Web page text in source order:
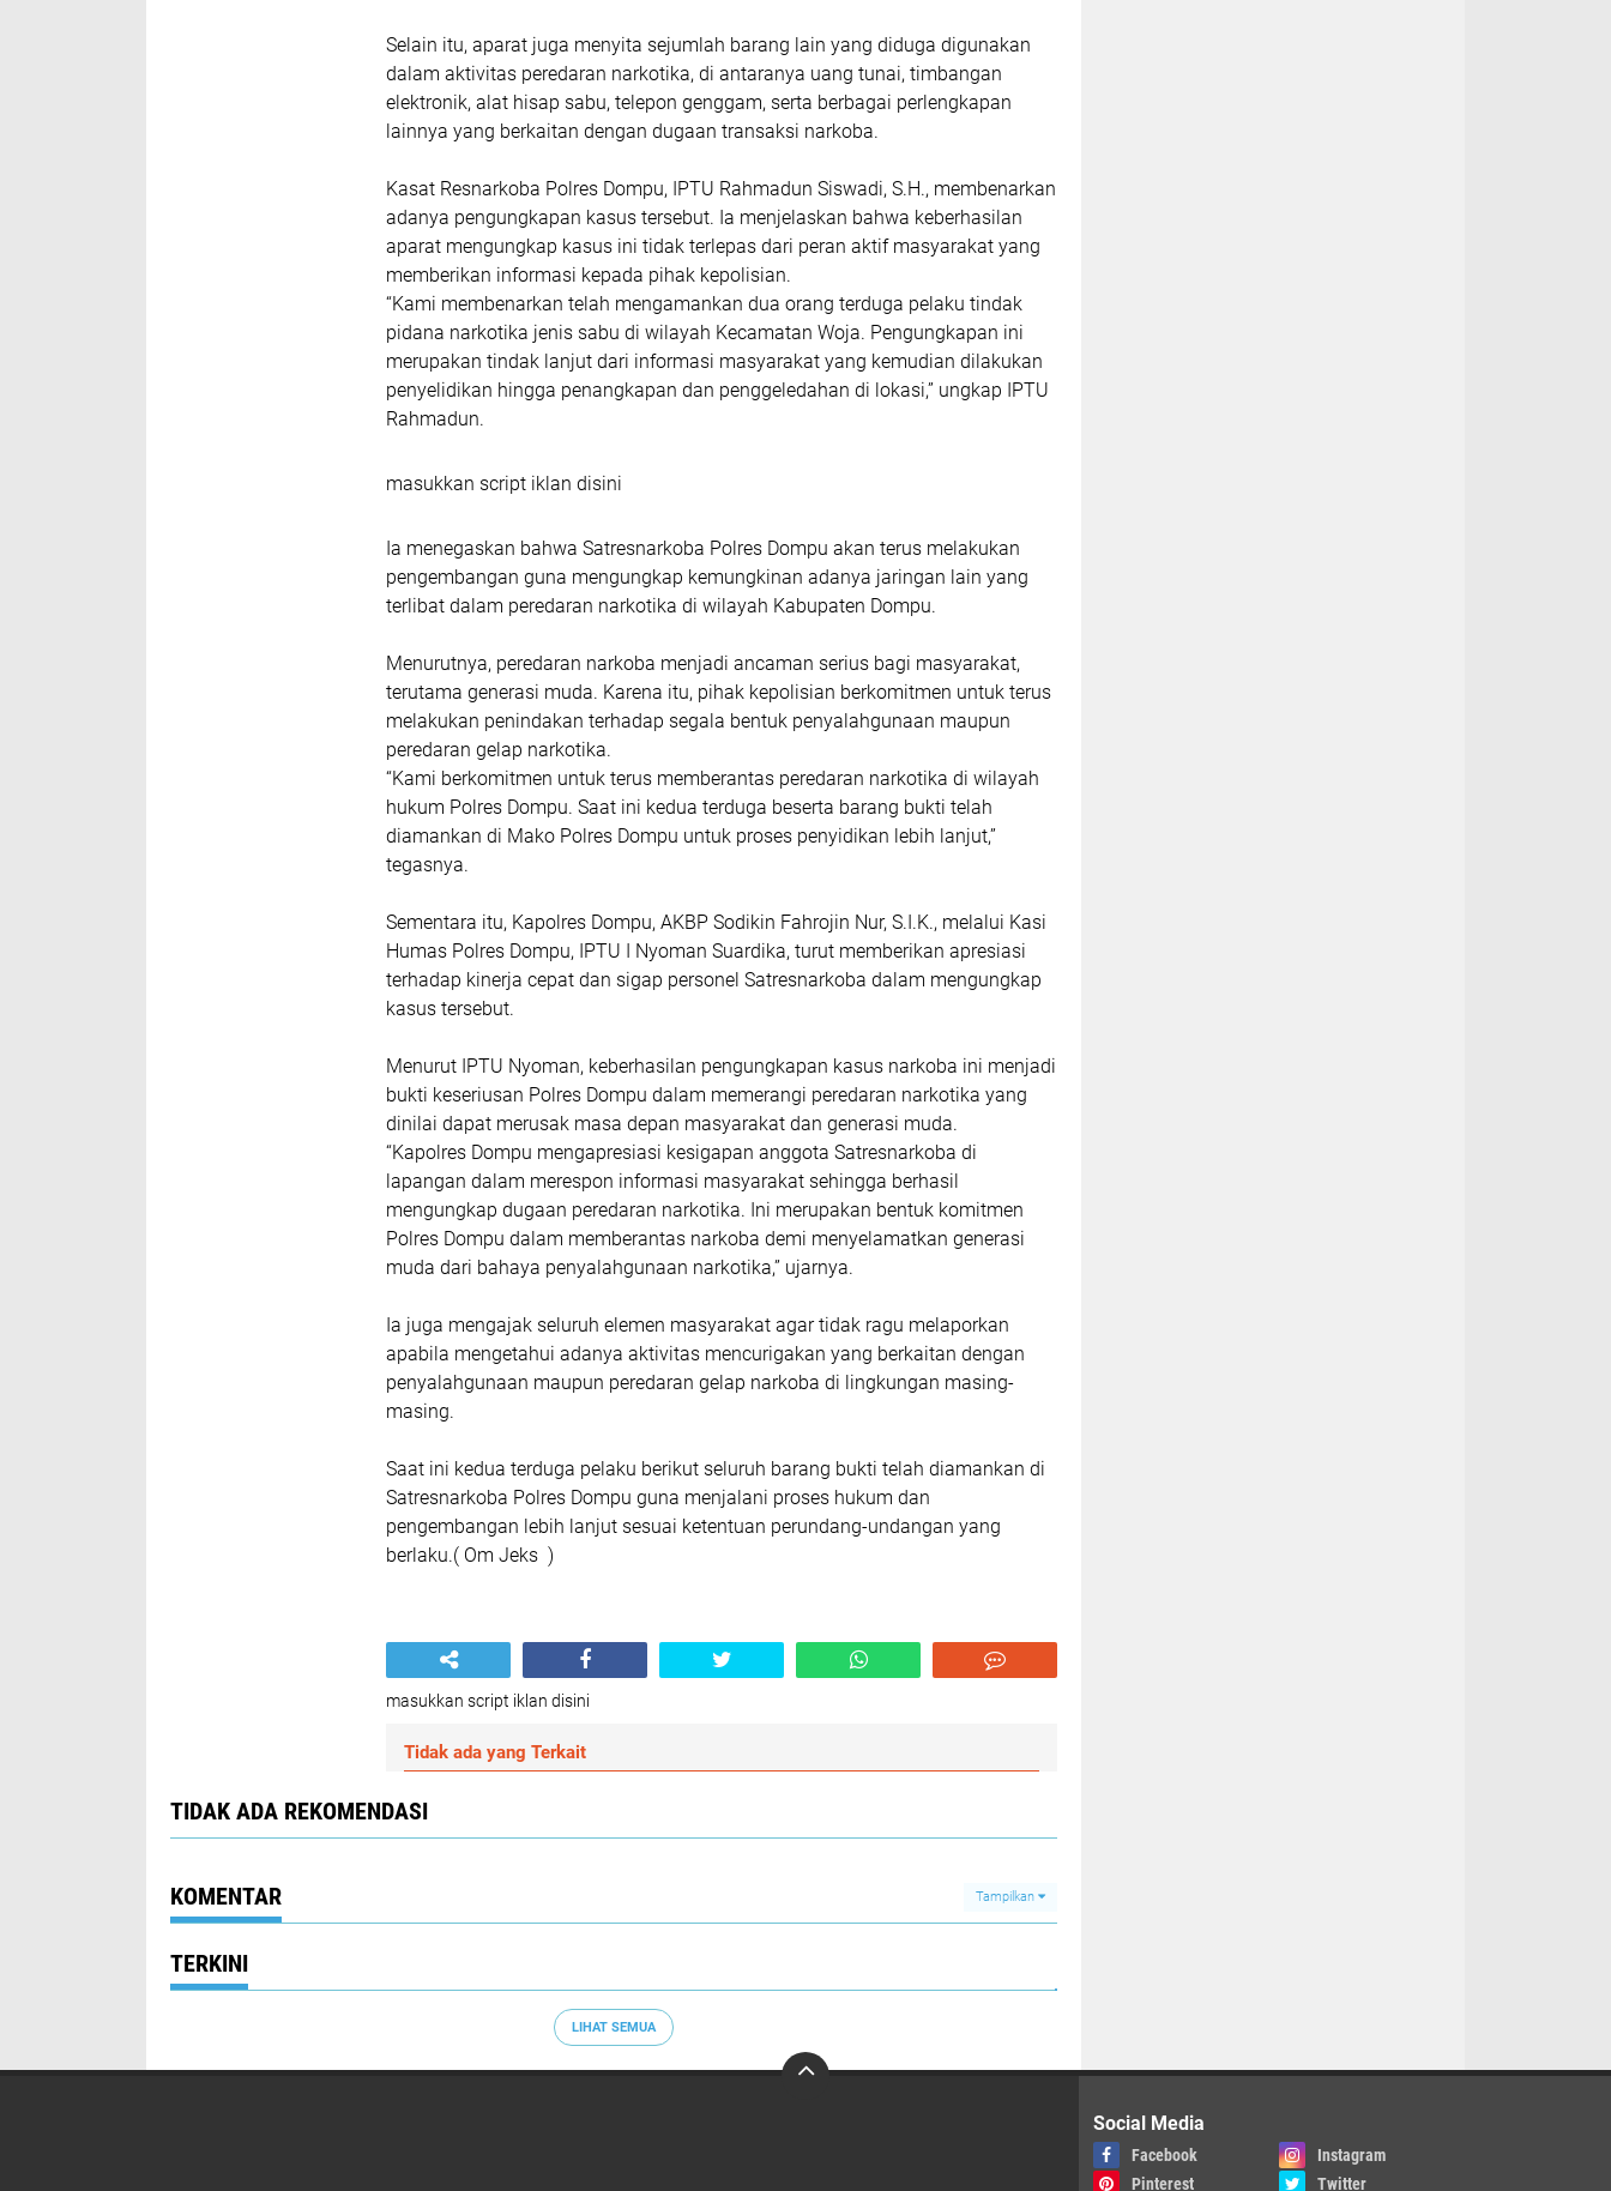
Selain itu, aparat juga menyita sejumlah barang lain yang diduga digunakan
dalam aktivitas peredaran narkotika, di antaranya uang tunai, timbangan
elektronik, alat hisap sabu, telepon genggam, serta berbagai perlengkapan
lainnya yang berkaitan dengan dugaan transaksi narkoba.
Kasat Resnarkoba Polres Dompu, IPTU Rahmadun Siswadi, S.H., membenarkan
adanya pengungkapan kasus tersebut. Ia menjelaskan bahwa keberhasilan
aparat mengungkap kasus ini tidak terlepas dari peran aktif masyarakat yang
memberikan informasi kepada pihak kepolisian.
“Kami membenarkan telah mengamankan dua orang terduga pelaku tindak
pidana narkotika jenis sabu di wilayah Kecamatan Woja. Pengungkapan ini
merupakan tindak lanjut dari informasi masyarakat yang kemudian dilakukan
penyelidikan hingga penangkapan dan penggeledahan di lokasi,” ungkap IPTU
Rahmadun.
masukkan script iklan disini
Ia menegaskan bahwa Satresnarkoba Polres Dompu akan terus melakukan
pengembangan guna mengungkap kemungkinan adanya jaringan lain yang
terlibat dalam peredaran narkotika di wilayah Kabupaten Dompu.
Menurutnya, peredaran narkoba menjadi ancaman serius bagi masyarakat,
terutama generasi muda. Karena itu, pihak kepolisian berkomitmen untuk terus
melakukan penindakan terhadap segala bentuk penyalahgunaan maupun
peredaran gelap narkotika.
“Kami berkomitmen untuk terus memberantas peredaran narkotika di wilayah
hukum Polres Dompu. Saat ini kedua terduga beserta barang bukti telah
diamankan di Mako Polres Dompu untuk proses penyidikan lebih lanjut,”
tegasnya.
Sementara itu, Kapolres Dompu, AKBP Sodikin Fahrojin Nur, S.I.K., melalui Kasi
Humas Polres Dompu, IPTU I Nyoman Suardika, turut memberikan apresiasi
terhadap kinerja cepat dan sigap personel Satresnarkoba dalam mengungkap
kasus tersebut.
Menurut IPTU Nyoman, keberhasilan pengungkapan kasus narkoba ini menjadi
bukti keseriusan Polres Dompu dalam memerangi peredaran narkotika yang
dinilai dapat merusak masa depan masyarakat dan generasi muda.
“Kapolres Dompu mengapresiasi kesigapan anggota Satresnarkoba di
lapangan dalam merespon informasi masyarakat sehingga berhasil
mengungkap dugaan peredaran narkotika. Ini merupakan bentuk komitmen
Polres Dompu dalam memberantas narkoba demi menyelamatkan generasi
muda dari bahaya penyalahgunaan narkotika,” ujarnya.
Ia juga mengajak seluruh elemen masyarakat agar tidak ragu melaporkan
apabila mengetahui adanya aktivitas mencurigakan yang berkaitan dengan
penyalahgunaan maupun peredaran gelap narkoba di lingkungan masing-
masing.
Saat ini kedua terduga pelaku berikut seluruh barang bukti telah diamankan di
Satresnarkoba Polres Dompu guna menjalani proses hukum dan
pengembangan lebih lanjut sesuai ketentuan perundang-undangan yang
berlaku.( Om Jeks )
masukkan script iklan disini
Tidak ada yang Terkait
TIDAK ADA REKOMENDASI
KOMENTAR Tampilkan
TERKINI
LIHAT SEMUA
Social Media
Facebook
Instagram
Pinterest
Twitter